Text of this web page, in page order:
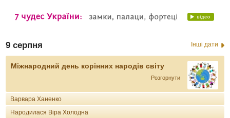
9 серпня Інші дати
Міжнародний день корінних народів світу
Розгорнути
Варвара Ханенко
Народилася Віра Холодна